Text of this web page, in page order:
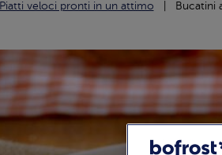
Piatti veloci pronti in un attimo Bucatini